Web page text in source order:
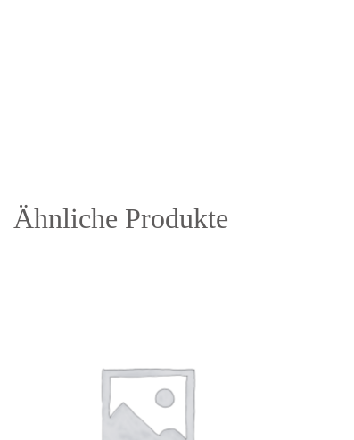
Ähnliche Produkte